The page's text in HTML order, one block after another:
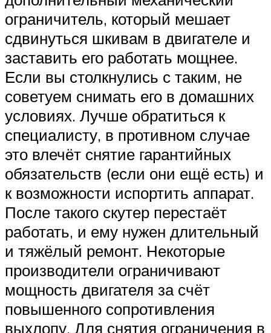
ограничитель, который мешает
сдвинуться шкивам в двигателе и
заставить его работать мощнее.
Если вы столкнулись с таким, не
советуем снимать его в домашних
условиях. Лучше обратиться к
специалисту, в противном случае
это влечёт снятие гарантийных
обязательств (если они ещё есть) и
к возможности испортить аппарат.
После такого скутер перестаёт
работать, и ему нужен длительный
и тяжёлый ремонт. Некоторые
производители ограничивают
мощность двигателя за счёт
повышенного сопротивления
выхлопу. Для снятия ограничения в